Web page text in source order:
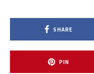
SHARE
PIN